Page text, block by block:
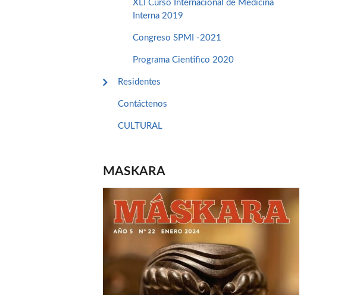
XLI Curso Internacional de Medicina
Interna 2019
Congreso SPMI -2021
Programa Cientifico 2020
Residentes
Contáctenos
CULTURAL
MASKARA